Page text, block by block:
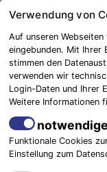
Springe
Inhalt
Blaulichtreport
Elbe-Elster
Sängerstadt
24. Mai 2021 -
Verwendung von
Auf unseren
eingebunden. Mit Ihrer
stimmen den
verwenden wir
Login-Daten und Ihrer
Weitere Informationen
Funktionale Cookies
Einstellung zum